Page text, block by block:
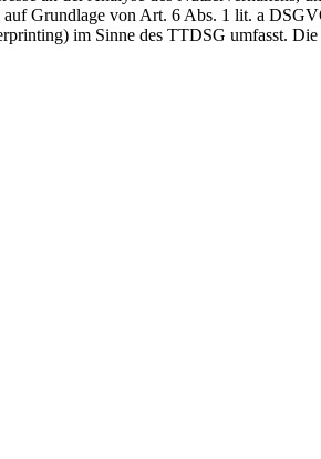
Grundlage von Art. 6 Abs. 1 lit. a
im Sinne des TTDSG umfasst.